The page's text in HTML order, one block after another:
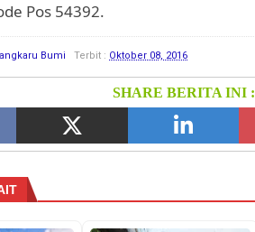
Pos 54392.
Bumi Terbit : Oktober 08, 2016
SHARE BERITA INI :